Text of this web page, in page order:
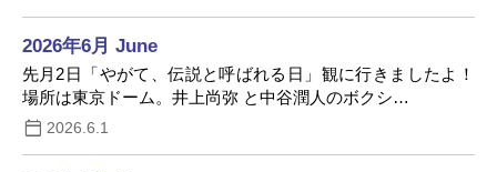
2026年6月 June
先月2日「やがて、伝説と呼ばれる日」観に行きましたよ！
場所は東京ドーム。井上尚弥 と中谷潤人のボクシ…
2026.6.1